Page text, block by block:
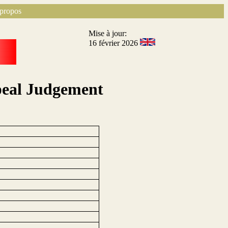
Mise à jour:
16 février 2026
Judgement